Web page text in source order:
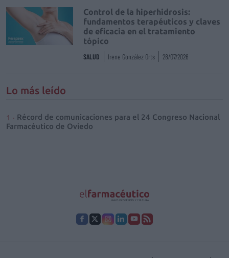
Control de la hiperhidrosis:
fundamentos terapéuticos y claves
de eficacia en el tratamiento
tópico
SALUD Irene González Orts 28/07/2026
Lo más leído
Récord de comunicaciones para el 24 Congreso Nacional
Farmacéutico de Oviedo